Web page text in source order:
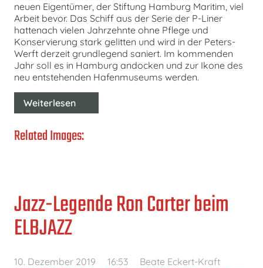
neuen Eigentümer, der Stiftung Hamburg Maritim, viel
Arbeit bevor. Das Schiff aus der Serie der P-Liner
hattenach vielen Jahrzehnte ohne Pflege und
Konservierung stark gelitten und wird in der Peters-
Werft derzeit grundlegend saniert. Im kommenden
Jahr soll es in Hamburg andocken und zur Ikone des
neu entstehenden Hafenmuseums werden.
Weiterlesen
Related Images:
Jazz-Legende Ron Carter beim
ELBJAZZ
10. Dezember 2019 16:53
Beate Eckert-Kraft